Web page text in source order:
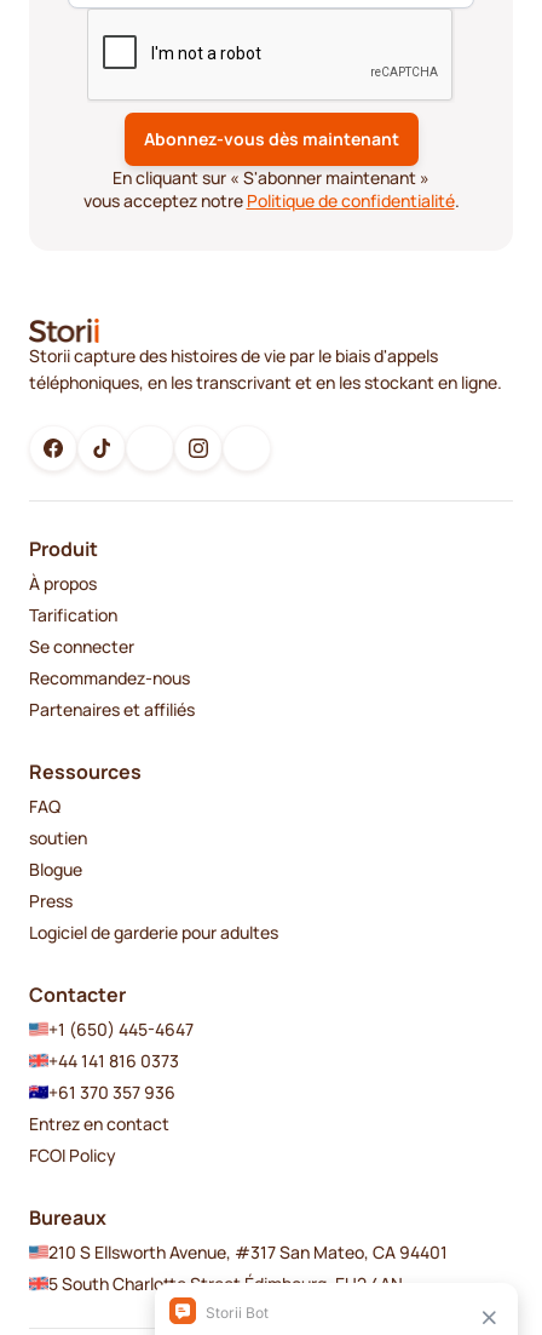
En cliquant sur « S'abonner maintenant »
vous acceptez notre Politique de confidentialité.
Storii capture des histoires de vie par le biais d'appels
téléphoniques, en les transcrivant et en les stockant en ligne.
Produit
À propos
Tarification
Se connecter
Recommandez-nous
Partenaires et affiliés
Ressources
FAQ
soutien
Blogue
Press
Logiciel de garderie pour adultes
Contacter
+1 (650) 445-4647
+44 141 816 0373
+61 370 357 936
Entrez en contact
FCOI Policy
Bureaux
210 S Ellsworth Avenue, #317 San Mateo, CA 94401
5 South Charlotte Street Édimbourg, EH2 4AN